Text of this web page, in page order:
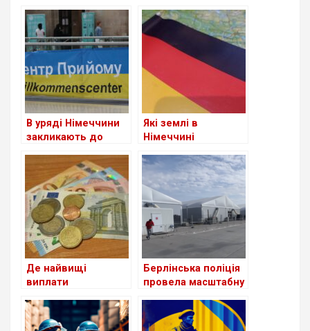
посвідчення водія
В уряді Німеччини
закликають до
для шукачів
притулку: чи
стосується це
українців?
Які землі в
Німеччині
біженців із України
станом на сьогодні
Де найвищі
виплати
біженцям серед
країн Європи?
Берлінська поліція
провела масштабну
для біженців з
України